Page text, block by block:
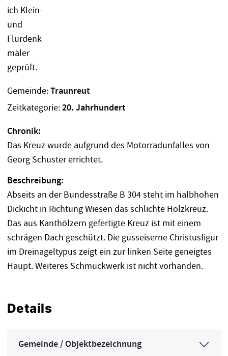
Gemeinde:Traunreut
Zeitkategorie:20. Jahrhundert
Chronik:
Das Kreuz wurde aufgrund des Motorradunfalles von
Georg Schuster errichtet.
Beschreibung:
Abseits an der Bundesstraße B 304 steht im halbhohen
Dickicht in Richtung Wiesen das schlichte Holzkreuz.
Das aus Kanthölzern gefertigte Kreuz ist mit einem
schrägen Dach geschützt. Die gusseiserne Christusfigur
im Dreinageltypus zeigt ein zur linken Seite geneigtes
Haupt. Weiteres Schmuckwerk ist nicht vorhanden.
Details
Gemeinde / Objektbezeichnung